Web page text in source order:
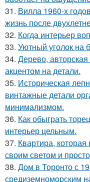
31. Вилла 1960-х
жизнь после
32. Когда интерьер
33. Уютный уголок на
34. Дерево,
акцентом на детали.
35. Историческая
винтажные детали
минимализмом.
36. Как обыграть
интерьер цельным.
37. Квартира,
своим светом и
38. Дом в Торонто с
средиземноморским